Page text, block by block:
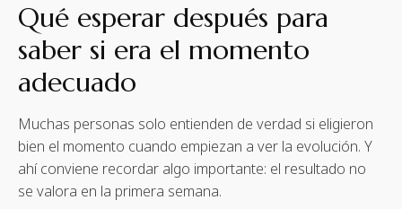
Qué esperar después para
saber si era el momento
adecuado
Muchas personas solo entienden de verdad si eligieron
bien el momento cuando empiezan a ver la evolución. Y
ahí conviene recordar algo importante: el resultado no
se valora en la primera semana.